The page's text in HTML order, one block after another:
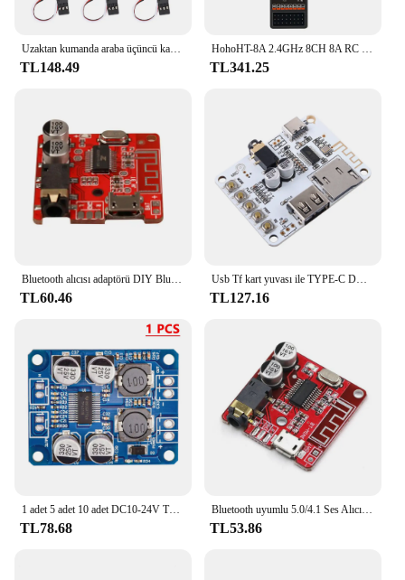
Uzaktan kumanda araba üçüncü kanal ışık alıcısı kordon anahtarı RC araba parçası aksesuar
TL148.49
HohoHT-8A 2.4GHz 8CH 8A RC verici PWM FHSS F-08A alıcı radyo sistemi ile uzaktan kumanda RC Drone için
TL341.25
Bluetooth alıcısı adaptörü DIY Bluetooth 5.0 kablosuz ses kayıpsız dekoder kurulu araba hoparlörü ses amplifikatörü çıkış modülü MP3
TL60.46
Usb Tf kart yuvası ile TYPE-C DC 5V Bluetooth 5.0 ses alıcı kurulu çözme oynatma kablosuz Stereo müzik modülü
TL127.16
1 adet 5 adet 10 adet DC10-24V TPA3118D2 30W Mono dijital ses alma güç amplifikatörü dijital güç modülü ses amplifikatörü kurulu
TL78.68
Bluetooth uyumlu 5.0/4.1 Ses Alıcı Kartı USB 5V Güç Kablosuz Müzik Modülü 3.7-5V MP3 Kayıpsız Dekoder Kartı
TL53.86